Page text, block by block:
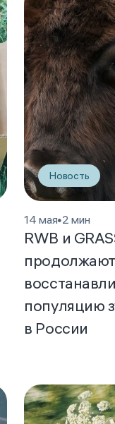
Новость
14 мая•2 мин
RWB и
продолжают
популяцию
в России